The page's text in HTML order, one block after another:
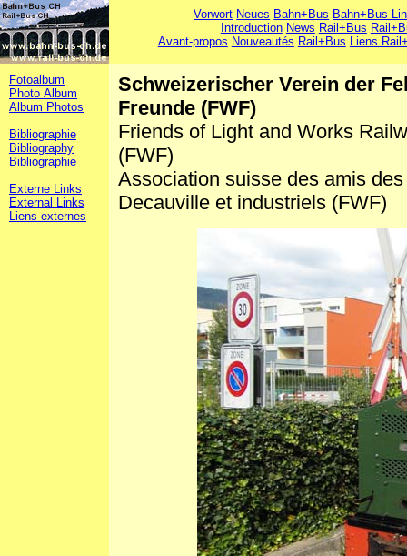
Vorwort Neues Bahn+Bus Bahn+Bus
Introduction News Rail+Bus
Avant-propos Nouveautés Rail+Bus Liens
Fotoalbum
Photo Album
Album Photos
Bibliographie
Bibliography
Bibliographie
Externe Links
External Links
Liens externes
Schweizerischer Verein der
Freunde (FWF)
Friends of Light and Works
(FWF)
Association suisse des amis
Decauville et industriels (FWF)